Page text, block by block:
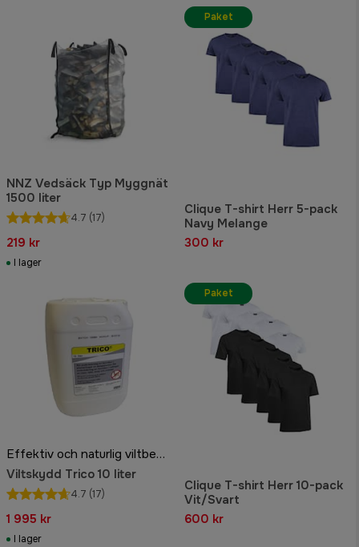
NNZ Vedsäck Typ Myggnät
1500 liter
4.7 (17)
219 kr
I lager
Clique T-shirt Herr 5-pack
Navy Melange
300 kr
Paket
Effektiv och naturlig viltbehandling
Viltskydd Trico 10 liter
4.7 (17)
1 995 kr
I lager
Clique T-shirt Herr 10-pack
Vit/Svart
600 kr
Paket